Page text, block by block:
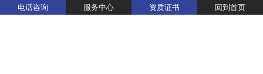
电话咨询 服务中心 资质证书 回到首页